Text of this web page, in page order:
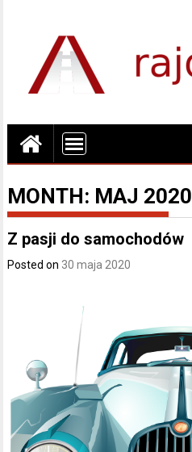
MONTH: MAJ 2020
Z pasji do samochodów
Posted on 30 maja 2020